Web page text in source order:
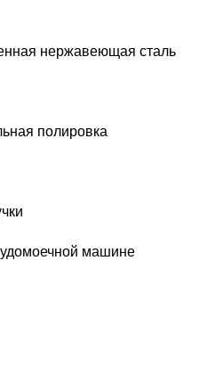
нержавеющая сталь
полировка
машине